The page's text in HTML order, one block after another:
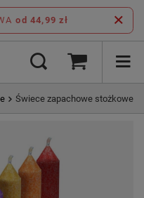
od 44,99 zł
Świece zapachowe stożkowe